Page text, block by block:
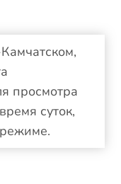
просмотра
суток,